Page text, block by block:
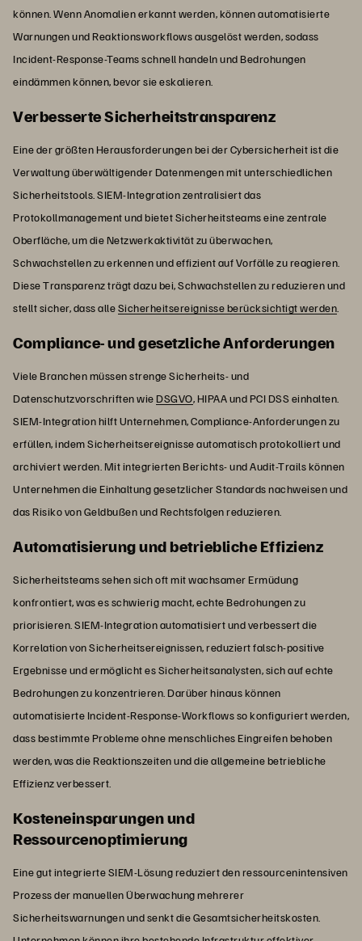
können. Wenn Anomalien erkannt werden, können automatisierte
Warnungen und Reaktionsworkflows ausgelöst werden, sodass
Incident-Response-Teams schnell handeln und Bedrohungen
eindämmen können, bevor sie eskalieren.
Verbesserte Sicherheitstransparenz
Eine der größten Herausforderungen bei der Cybersicherheit ist die
Verwaltung überwältigender Datenmengen mit unterschiedlichen
Sicherheitstools. SIEM-Integration zentralisiert das
Protokollmanagement und bietet Sicherheitsteams eine zentrale
Oberfläche, um die Netzwerkaktivität zu überwachen,
Schwachstellen zu erkennen und effizient auf Vorfälle zu reagieren.
Diese Transparenz trägt dazu bei, Schwachstellen zu reduzieren und
stellt sicher, dass alleSicherheitsereignisse berücksichtigt werden.
Compliance- und gesetzliche Anforderungen
Viele Branchen müssen strenge Sicherheits- und
Datenschutzvorschriften wieDSGVO, HIPAA und PCI DSS einhalten.
SIEM-Integration hilft Unternehmen, Compliance-Anforderungen zu
erfüllen, indem Sicherheitsereignisse automatisch protokolliert und
archiviert werden. Mit integrierten Berichts- und Audit-Trails können
Unternehmen die Einhaltung gesetzlicher Standards nachweisen und
das Risiko von Geldbußen und Rechtsfolgen reduzieren.
Automatisierung und betriebliche Effizienz
Sicherheitsteams sehen sich oft mit wachsamer Ermüdung
konfrontiert, was es schwierig macht, echte Bedrohungen zu
priorisieren. SIEM-Integration automatisiert und verbessert die
Korrelation von Sicherheitsereignissen, reduziert falsch-positive
Ergebnisse und ermöglicht es Sicherheitsanalysten, sich auf echte
Bedrohungen zu konzentrieren. Darüber hinaus können
automatisierte Incident-Response-Workflows so konfiguriert werden,
dass bestimmte Probleme ohne menschliches Eingreifen behoben
werden, was die Reaktionszeiten und die allgemeine betriebliche
Effizienz verbessert.
Kosteneinsparungen und
Ressourcenoptimierung
Eine gut integrierte SIEM-Lösung reduziert den ressourcenintensiven
Prozess der manuellen Überwachung mehrerer
Sicherheitswarnungen und senkt die Gesamtsicherheitskosten.